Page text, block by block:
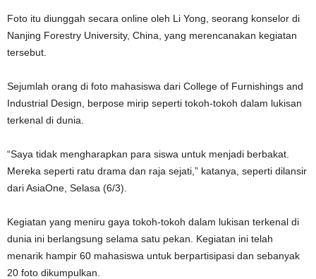
Foto itu diunggah secara online oleh Li Yong, seorang konselor di
Nanjing Forestry University, China, yang merencanakan kegiatan
tersebut.
Sejumlah orang di foto mahasiswa dari College of Furnishings and
Industrial Design, berpose mirip seperti tokoh-tokoh dalam lukisan
terkenal di dunia.
“Saya tidak mengharapkan para siswa untuk menjadi berbakat.
Mereka seperti ratu drama dan raja sejati,” katanya, seperti dilansir
dari AsiaOne, Selasa (6/3).
Kegiatan yang meniru gaya tokoh-tokoh dalam lukisan terkenal di
dunia ini berlangsung selama satu pekan. Kegiatan ini telah
menarik hampir 60 mahasiswa untuk berpartisipasi dan sebanyak
20 foto dikumpulkan.